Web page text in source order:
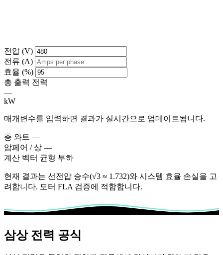
전압 (V)
전류 (A)
효율 (%)
총 출력 전력
—
kW
매개변수를 입력하면 결과가 실시간으로 업데이트됩니다.
총 와트 —
암페어 / 상 —
계산 벡터 균형 부하
현재 결과는 선전압 승수(√3 ≈ 1.732)와 시스템 효율 손실을 고
려합니다. 모터 FLA 검증에 적합합니다.
삼상 전력 공식